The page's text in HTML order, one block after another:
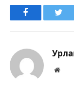
Facebook